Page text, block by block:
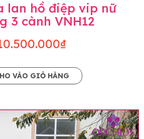
lan hồ điệp vip nữ
3 cành VNH12
VÀO GIỎ HÀNG